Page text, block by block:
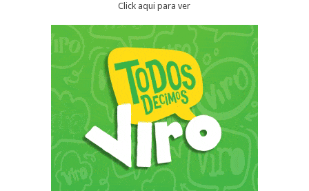
Click aqui para ver